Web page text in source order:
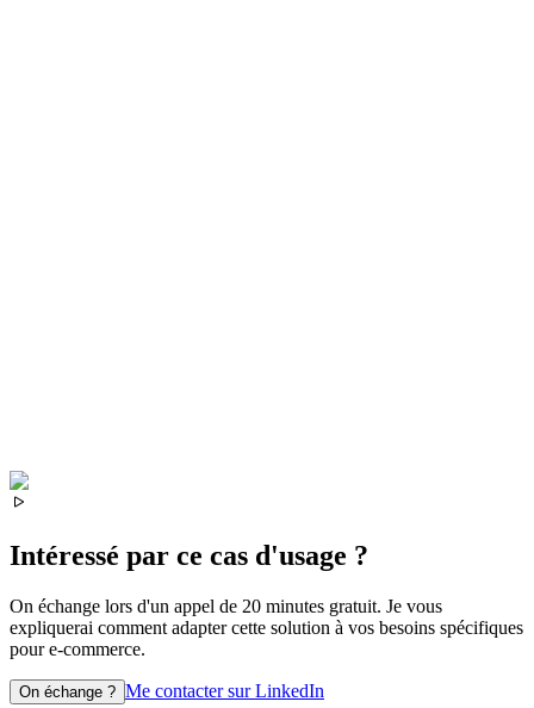
Intéressé par ce cas d'usage ?
On échange lors d'un appel de 20 minutes gratuit. Je vous
expliquerai comment adapter cette solution à vos besoins spécifiques
poure-commerce.
On échange ? Me contacter sur LinkedIn